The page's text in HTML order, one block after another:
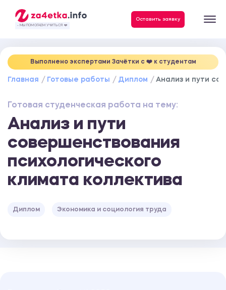
- МЫ ПОМОГАЕМ УЧИТЬСЯ ❤️
Оставить заявку
Выполнено экспертами Зачётки c ❤️ к студентам
Главная Готовые работы Диплом Анализ и пути
Готовая студенческая работа на тему:
Анализ и пути
совершенствования
психологического
климата коллектива
Диплом Экономика и социология труда